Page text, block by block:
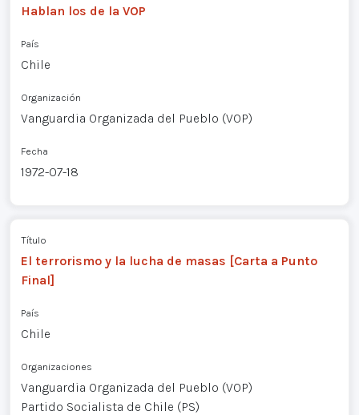
Hablan los de la VOP
País
Chile
Organización
Vanguardia Organizada del Pueblo (VOP)
Fecha
1972-07-18
Título
El terrorismo y la lucha de masas [Carta a Punto
Final]
País
Chile
Organizaciones
Vanguardia Organizada del Pueblo (VOP)
Partido Socialista de Chile (PS)